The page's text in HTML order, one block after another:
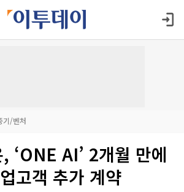
기/벤처
‘ONE AI’ 2개월 만에
고객 추가 계약